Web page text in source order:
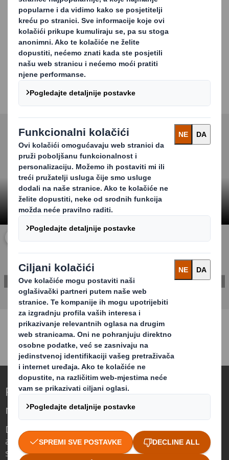
Pregledajte naše individualne usluge:
Kompletna usluga
Recikliranje otpadnog papira
Recikliranje otpadnog kartona
Recikliranje plastike
Organski otpad i hrana
Carousel. Use previous and next buttons to move
Kliknite za proširenje videozapisa
KONTAKTIRAJTE NAS
Redefiniranje ambalaže za svijet koji se
mijenja
Drugačiji smo jer vidimo priliku u tome što
ambalaža može imati ključnu ulogu u
svijetu koji se mijenja.